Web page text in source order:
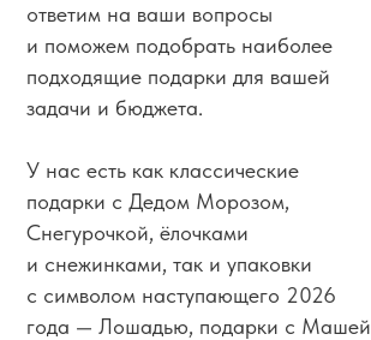
ответим на ваши вопросы
и поможем подобрать наиболее
подходящие подарки для вашей
задачи и бюджета.
У нас есть как классические
подарки с Дедом Морозом,
Снегурочкой, ёлочками
и снежинками, так и упаковки
с символом наступающего 2026
года — Лошадью, подарки с Машей